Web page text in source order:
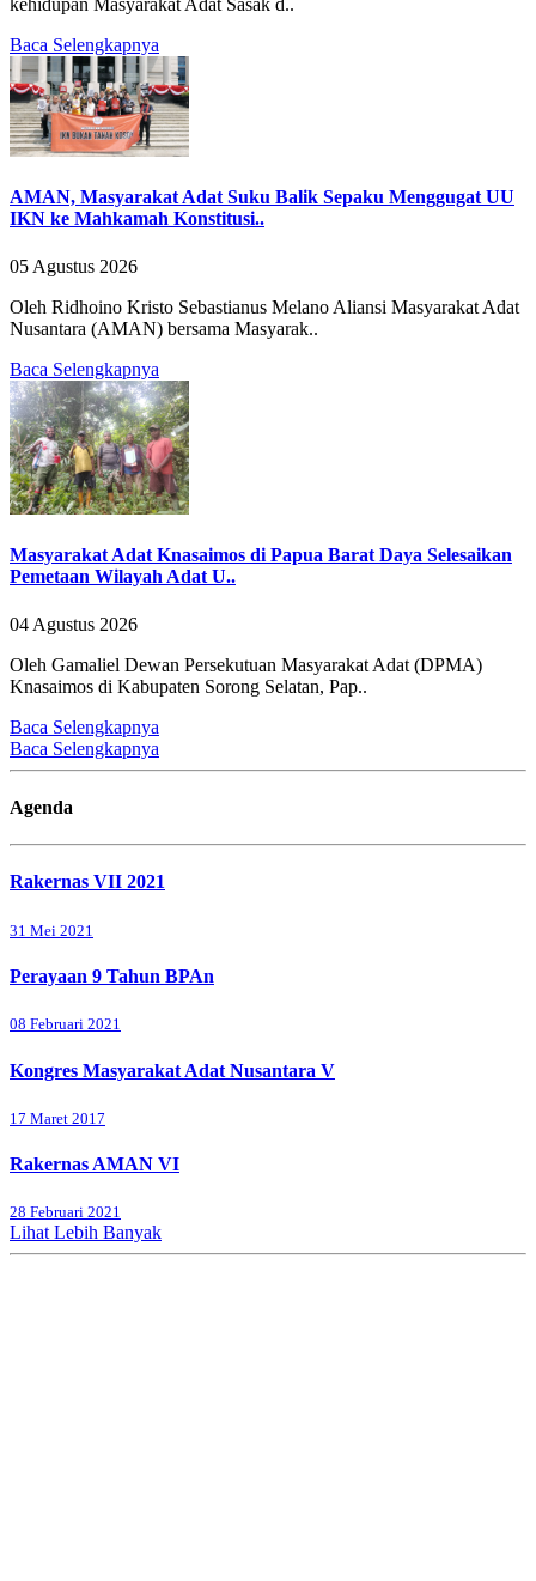
kehidupan Masyarakat Adat Sasak d..
Baca Selengkapnya
AMAN, Masyarakat Adat Suku Balik Sepaku Menggugat UU
IKN ke Mahkamah Konstitusi..
05 Agustus 2026
Oleh Ridhoino Kristo Sebastianus Melano Aliansi Masyarakat Adat
Nusantara (AMAN) bersama Masyarak..
Baca Selengkapnya
Masyarakat Adat Knasaimos di Papua Barat Daya Selesaikan
Pemetaan Wilayah Adat U..
04 Agustus 2026
Oleh Gamaliel Dewan Persekutuan Masyarakat Adat (DPMA)
Knasaimos di Kabupaten Sorong Selatan, Pap..
Baca Selengkapnya
Baca Selengkapnya
Agenda
Rakernas VII 2021
31 Mei 2021
Perayaan 9 Tahun BPAn
08 Februari 2021
Kongres Masyarakat Adat Nusantara V
17 Maret 2017
Rakernas AMAN VI
28 Februari 2021
Lihat Lebih Banyak